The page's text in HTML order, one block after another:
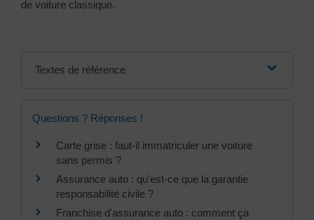
de voiture classique.
Textes de référence
Questions ? Réponses !
Carte grise : faut-il immatriculer une voiture
sans permis ?
Assurance auto : qu'est-ce que la garantie
responsabilité civile ?
Franchise d'assurance auto : comment ça